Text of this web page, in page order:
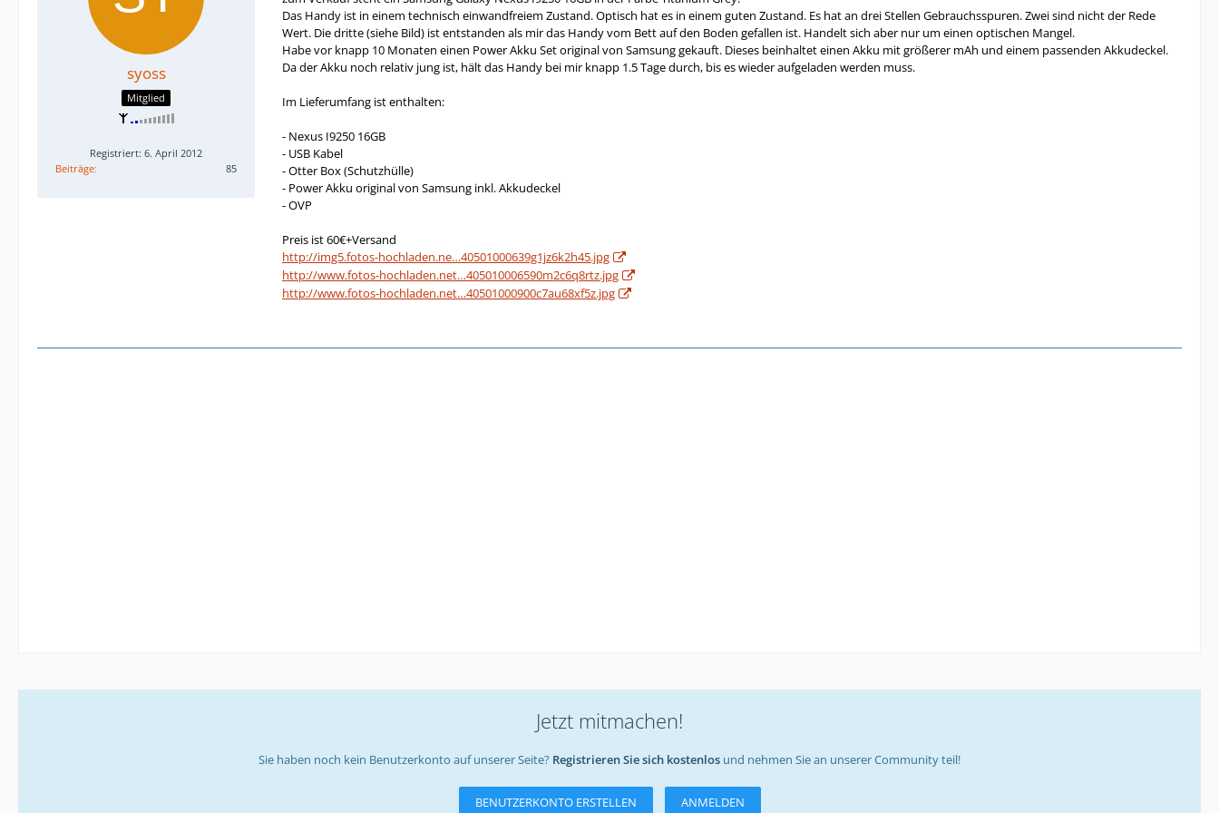
syoss
Mitglied
Registriert: 6. April 2012
Beiträge
85
Das Handy ist in einem technisch einwandfreiem Zustand. Optisch hat es in einem guten Zustand. Es hat an drei Stellen Gebrauchsspuren. Zwei sind nicht der Rede
Wert. Die dritte (siehe Bild) ist entstanden als mir das Handy vom Bett auf den Boden gefallen ist. Handelt sich aber nur um einen optischen Mangel.
Habe vor knapp 10 Monaten einen Power Akku Set original von Samsung gekauft. Dieses beinhaltet einen Akku mit größerer mAh und einem passenden Akkudeckel.
Da der Akku noch relativ jung ist, hält das Handy bei mir knapp 1.5 Tage durch, bis es wieder aufgeladen werden muss.
Im Lieferumfang ist enthalten:
- Nexus I9250 16GB
- USB Kabel
- Otter Box (Schutzhülle)
- Power Akku original von Samsung inkl. Akkudeckel
- OVP
Preis ist 60€+Versand
http://img5.fotos-hochladen.ne…40501000639g1jz6k2h45.jpg
http://www.fotos-hochladen.net…405010006590m2c6q8rtz.jpg
http://www.fotos-hochladen.net…40501000900c7au68xf5z.jpg
Jetzt mitmachen!
Sie haben noch kein Benutzerkonto auf unserer Seite? Registrieren Sie sich kostenlos und nehmen Sie an unserer Community teil!
BENUTZERKONTO ERSTELLEN ANMELDEN